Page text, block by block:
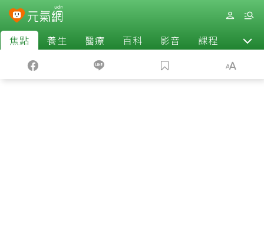
焦點 養生 醫療 百科 影音 課程 退休